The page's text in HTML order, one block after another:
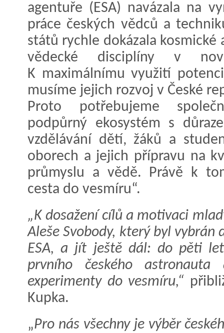
agentuře (ESA) navázala na
práce českých vědců a
států rychle dokázala
vědecké disciplíny v
K maximálnímu využití
musíme jejich rozvoj v České
Proto potřebujeme
podpůrný ekosystém s
vzdělávání dětí, žáků a
oborech a jejich přípravu na
průmyslu a vědě. Právě k
cesta do vesmíru“.
„K dosažení cílů a motivaci
Aleše Svobody, který byl
ESA, a jít ještě dál: do pěti
prvního českého
experimenty do vesmíru,“
Kupka.
„Pro nás všechny je výběr